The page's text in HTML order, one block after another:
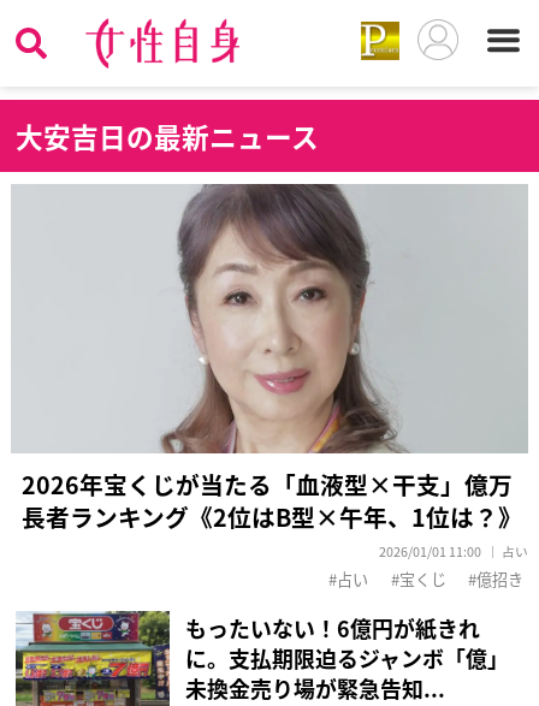
大安吉日の最新ニュース
2026年宝くじが当たる「血液型×干支」億万
長者ランキング《2位はB型×午年、1位は？》
2026/01/01 11:00 占い
占い 宝くじ 億招き
もったいない！6億円が紙きれ
に。支払期限迫るジャンボ「億」
未換金売り場が緊急告知...